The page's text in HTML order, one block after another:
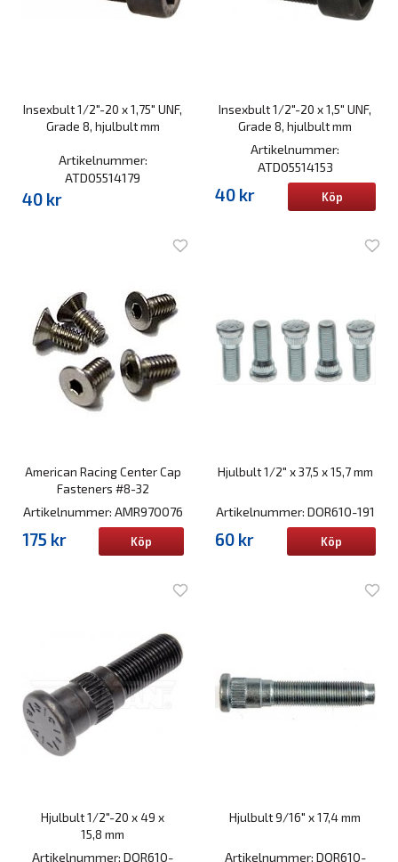
Insexbult 1/2"-20 x 1,75" UNF,
Grade 8, hjulbult mm
Artikelnummer:
ATD05514179
40 kr
Insexbult 1/2"-20 x 1,5" UNF,
Grade 8, hjulbult mm
Artikelnummer:
ATD05514153
40 kr Köp
American Racing Center Cap
Fasteners #8-32
Artikelnummer: AMR970076
175 kr Köp
Hjulbult 1/2" x 37,5 x 15,7 mm
Artikelnummer: DOR610-191
60 kr Köp
Hjulbult 1/2"-20 x 49 x
15,8 mm
Artikelnummer: DOR610-
Hjulbult 9/16" x 17,4 mm
Artikelnummer: DOR610-